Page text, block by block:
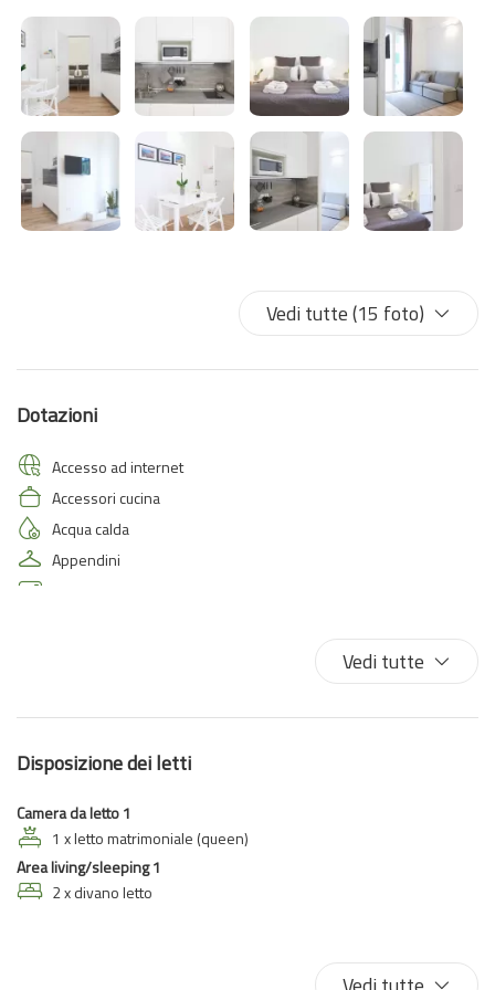
tutta la splendida Riviera Ligure.
Che siate in viaggio per una vacanza romantica, una fuga tra amici
o un soggiorno alla scoperta del territorio, Urban Chic A vi
accoglierà con stile e comfort.
Vedi tutte (15 foto)
Dotazioni
Accesso ad internet
Accessori cucina
Acqua calda
Appendini
Asciugamani
Balcone
Biancheria da letto
Bicchieri
Bidet
Climatizzatore
Vedi tutte
Disposizione dei letti
Camera da letto 1
1 x letto matrimoniale (queen)
Area living/sleeping 1
2 x divano letto